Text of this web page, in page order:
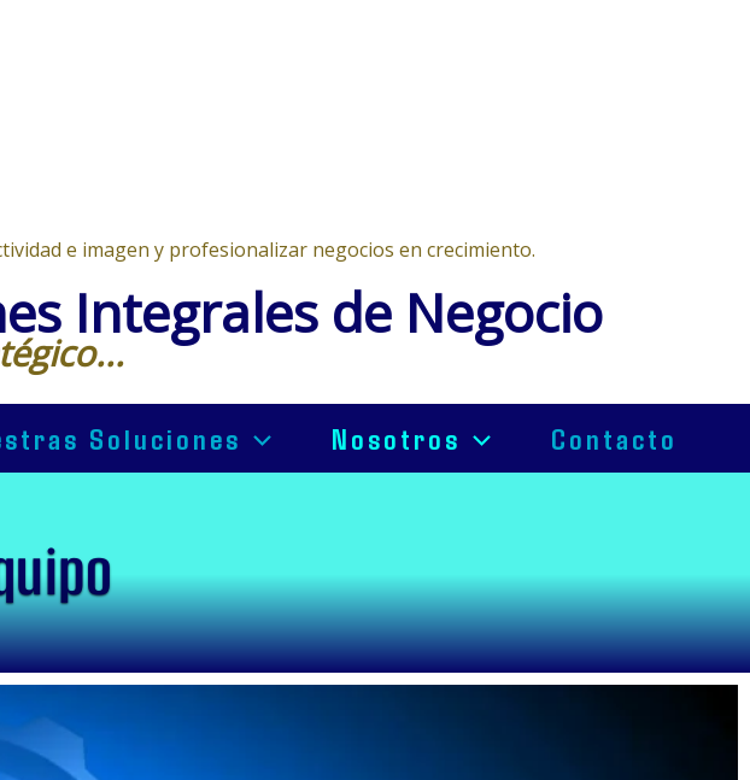
e imagen y profesionalizar negocios en crecimiento.
Integrales de Negocio
Soluciones Nosotros Contacto